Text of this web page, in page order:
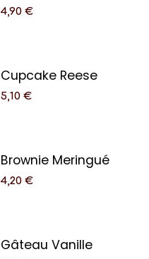
4,90€
Cupcake Reese
5,10€
Brownie Meringué
4,20€
Gâteau Vanille